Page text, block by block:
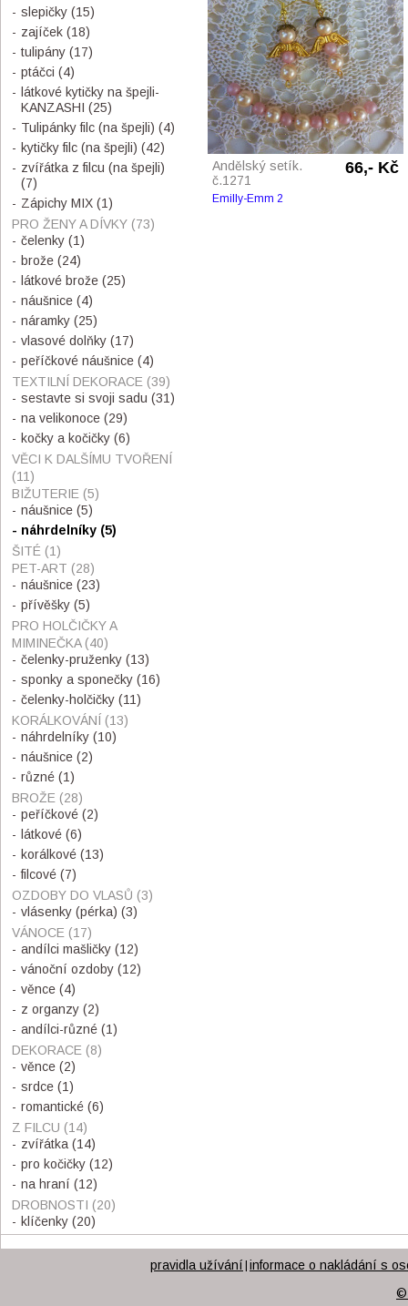
Andělský setík.
č.1271
66,- Kč
Emilly-Emm 2
slepičky (15)
zajíček (18)
tulipány (17)
ptáčci (4)
látkové kytičky na špejli-
KANZASHI (25)
Tulipánky filc (na špejli) (4)
kytičky filc (na špejli) (42)
zvířátka z filcu (na špejli)
(7)
Zápichy MIX (1)
PRO ŽENY A DÍVKY (73)
čelenky (1)
brože (24)
látkové brože (25)
náušnice (4)
náramky (25)
vlasové dolňky (17)
peříčkové náušnice (4)
TEXTILNÍ DEKORACE (39)
sestavte si svoji sadu (31)
na velikonoce (29)
kočky a kočičky (6)
VĚCI K DALŠÍMU TVOŘENÍ
(11)
BIŽUTERIE (5)
náušnice (5)
náhrdelníky (5)
ŠITÉ (1)
PET-ART (28)
náušnice (23)
přívěšky (5)
PRO HOLČIČKY A
MIMINEČKA(40)
čelenky-pruženky (13)
sponky a sponečky (16)
čelenky-holčičky (11)
KORÁLKOVÁNÍ (13)
náhrdelníky (10)
náušnice (2)
různé (1)
BROŽE (28)
peříčkové (2)
látkové (6)
korálkové (13)
filcové (7)
OZDOBY DO VLASŮ (3)
vlásenky (pérka) (3)
VÁNOCE (17)
andílci mašličky (12)
vánoční ozdoby (12)
věnce (4)
z organzy (2)
andílci-různé (1)
DEKORACE (8)
věnce (2)
srdce (1)
romantické (6)
Z FILCU (14)
zvířátka (14)
pro kočičky (12)
na hraní (12)
DROBNOSTI (20)
klíčenky (20)
pravidla užívání informace o nakládání s
©